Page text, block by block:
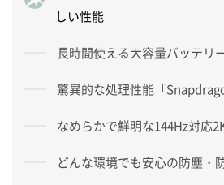
しい性能
長時間使える大容量バッテリ
驚異的な処理性能「
なめらかで鮮明な144Hz対応
どんな環境でも安心の防塵・